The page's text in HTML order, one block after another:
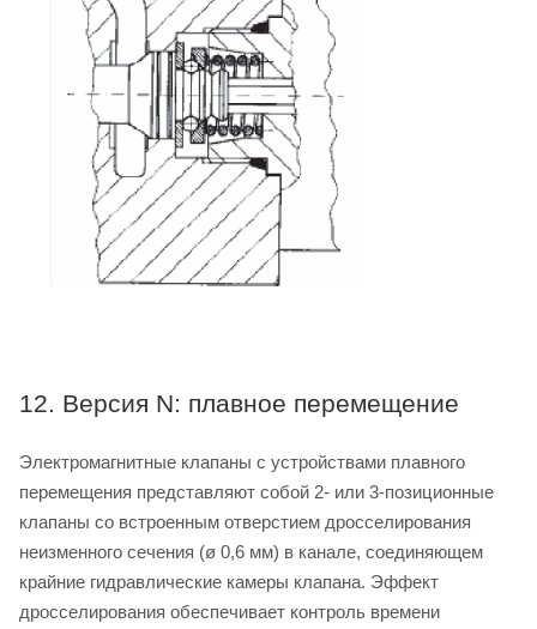
12. Версия N: плавное перемещение
Электромагнитные клапаны с устройствами плавного
перемещения представляют собой 2- или 3-позиционные
клапаны со встроенным отверстием дросселирования
неизменного сечения (ø 0,6 мм) в канале, соединяющем
крайние гидравлические камеры клапана. Эффект
дросселирования обеспечивает контроль времени